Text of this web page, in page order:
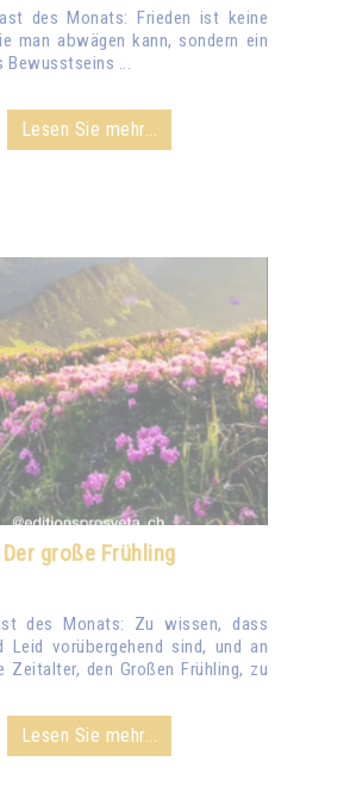
des Monats: Frieden ist keine
man abwägen kann, sondern ein
Bewusstseins ...
Lesen Sie mehr...
Der große Frühling
des Monats: Zu wissen, dass
Leid vorübergehend sind, und an
Zeitalter, den Großen Frühling, zu
Lesen Sie mehr...